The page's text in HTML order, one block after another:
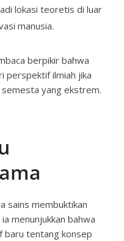
lokasi teoretis di luar
manusia.
berpikir bahwa
perspektif ilmiah jika
yang ekstrem.
sains membuktikan
menunjukkan bahwa
baru tentang konsep